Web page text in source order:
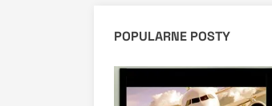
POPULARNE POSTY